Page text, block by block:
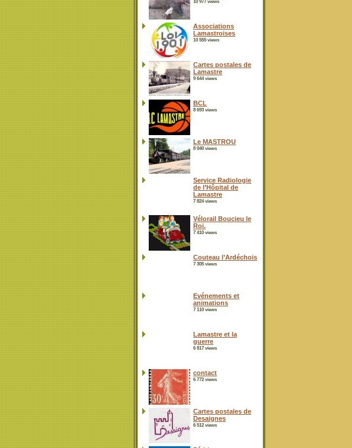
10 977 views
Associations
Lamastroises
10 555 views
Cartes postales de
Lamastre
9 644 views
BCL
8 693 views
Le MASTROU
8 040 views
Service Radiologie
de l’Hôpital de
Lamastre
7 824 views
Vélorail Boucieu le
Roi.
7 410 views
Couteau l’Ardéchois
7 305 views
Evénements et
animations
7 110 views
Lamastre et la
guerre
6 817 views
contact
6 772 views
Cartes postales de
Desaignes
6 512 views